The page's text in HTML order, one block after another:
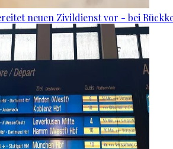
neuen Zivildienst vor - bei